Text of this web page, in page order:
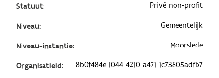
Statuut:
Privé non-profit
Niveau: Gemeentelijk
Niveau-instantie: Moorslede
Organisatieid: 8b0f484e-1044-4210-a471-1c73805adfb7